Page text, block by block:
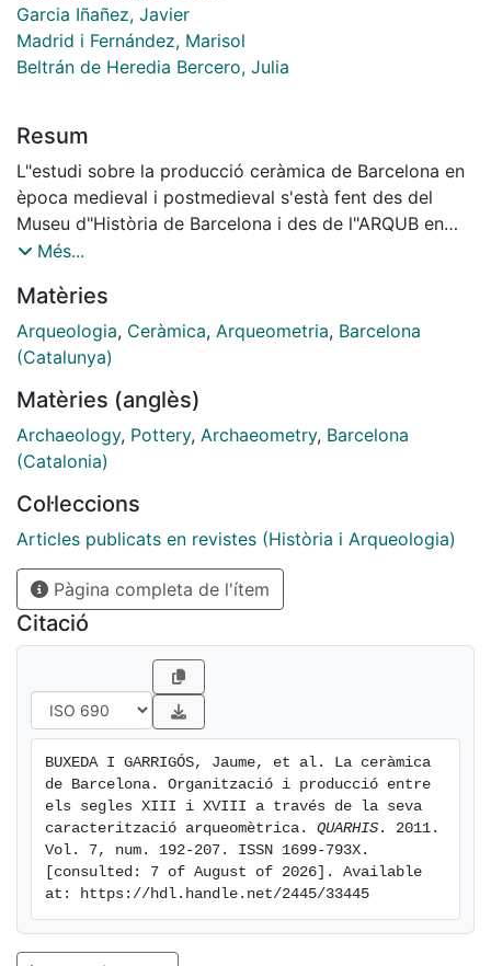
Garcia Iñañez, Javier
Madrid i Fernández, Marisol
Beltrán de Heredia Bercero, Julia
Resum
L"estudi sobre la producció ceràmica de Barcelona en
època medieval i postmedieval s'està fent des del
Museu d"Història de Barcelona i des de l"ARQUB en
aquest darrers anys. Aquest estudi s"ha reforçat amb
recerca Tecnolonial, cosa que ha permès ampliar les
classes ceràmiques i el marc cronològic d"estudi. Els
resultats aconseguits fins ara mostren que per a un
pastes segons el producte final que es vol obtenir.
Finalment, el canvi d"ubicació dels tallers que
segurament es va produïr cap a finals del segle XIII /
l"explotació d"un nou llit d"argiles, la qual cosa
coincidiria amb el fet que la producció del segle XIII és
completament diferent químicament a la del segle XIV
en endavant.
Més...
Matèries
Arqueologia, Ceràmica, Arqueometria, Barcelona
(Catalunya)
Matèries (anglès)
Archaeology, Pottery, Archaeometry, Barcelona
(Catalonia)
Col·leccions
Articles publicats en revistes (Història i Arqueologia)
Pàgina completa de l'ítem
Citació
BUXEDA I GARRIGÓS, Jaume, et al. La ceràmica
de Barcelona. Organització i producció entre
els segles XIII i XVIII a través de la seva
caracterització arqueomètrica. QUARHIS . 2011.
Vol. 7, num. 192-207. ISSN 1699-793X.
[consulted: 7 of August of 2026]. Available
at: https://hdl.handle.net/2445/33445